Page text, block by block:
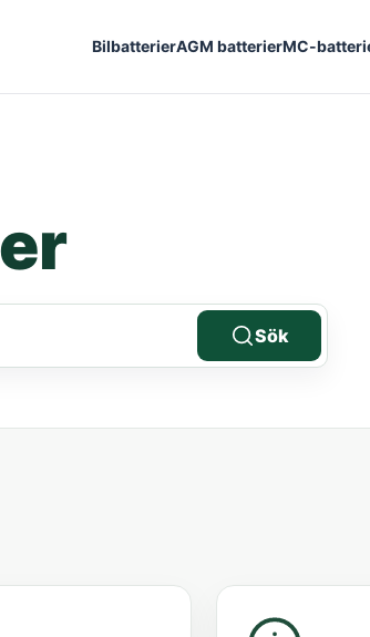
BilbatterierAGM batterierMC-
Sök